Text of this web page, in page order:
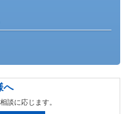
へ
談に応じます。